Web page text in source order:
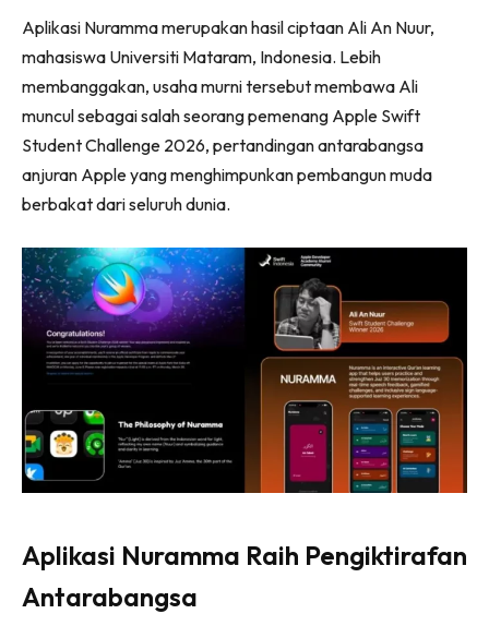
Aplikasi Nuramma merupakan hasil ciptaan Ali An Nuur,
mahasiswa Universiti Mataram, Indonesia. Lebih
membanggakan, usaha murni tersebut membawa Ali
muncul sebagai salah seorang pemenang Apple Swift
Student Challenge 2026, pertandingan antarabangsa
anjuran Apple yang menghimpunkan pembangun muda
berbakat dari seluruh dunia.
Aplikasi Nuramma Raih Pengiktirafan
Antarabangsa